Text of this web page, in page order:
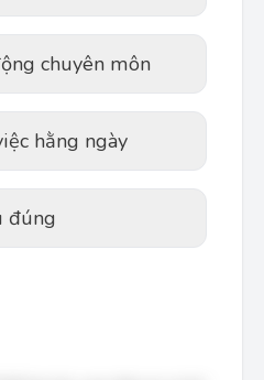
chuyên môn
hằng ngày
đúng